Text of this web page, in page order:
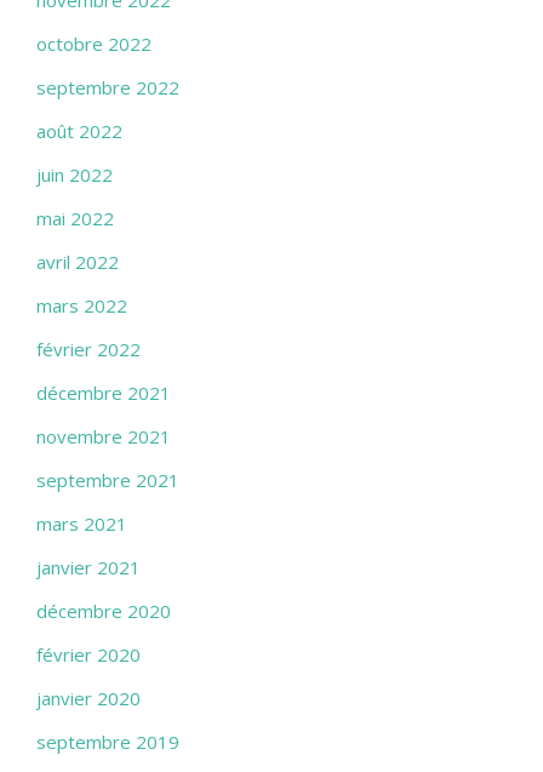
octobre 2022
septembre 2022
août 2022
juin 2022
mai 2022
avril 2022
mars 2022
février 2022
décembre 2021
novembre 2021
septembre 2021
mars 2021
janvier 2021
décembre 2020
février 2020
janvier 2020
septembre 2019